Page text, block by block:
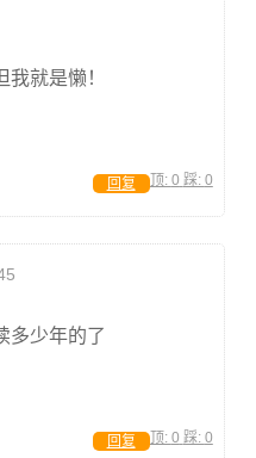
就是懒！
顶: 0 踩: 0
回复
多少年的了
顶: 0 踩: 0
回复